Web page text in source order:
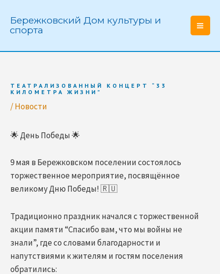
содержимому
Бережковский Дом культуры и
спорта
ТЕАТРАЛИЗОВАННЫЙ КОНЦЕРТ “33
КИЛОМЕТРА ЖИЗНИ”
/Новости
🌟 День Победы 🌟
9 мая в Бережковском поселении состоялось
торжественное мероприятие, посвящённое
великому Дню Победы! 🇷🇺
Традиционно праздник начался с торжественной
акции памяти “Спасибо вам, что мы войны не
знали”, где со словами благодарности и
напутствиями к жителям и гостям поселения
обратились: